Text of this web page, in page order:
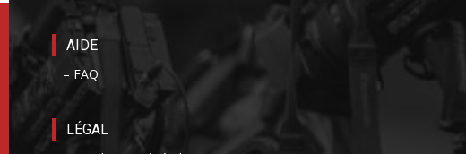
AIDE
– FAQ
LÉGAL